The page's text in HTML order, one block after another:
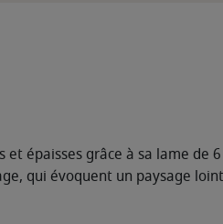
épaisses grâce à sa lame de
qui évoquent un paysage